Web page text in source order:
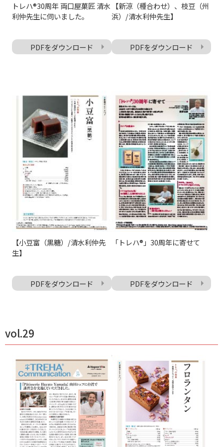
トレハ®30周年 両口屋菓匠 清水
利仲先生に伺いました。
PDFをダウンロード
【新涼（種合わせ）、枝豆（州
浜）/清水利仲先生】
PDFをダウンロード
【小豆富（黒糖）/清水利仲先
生】
PDFをダウンロード
「トレハ®」30周年に寄せて
PDFをダウンロード
vol.29